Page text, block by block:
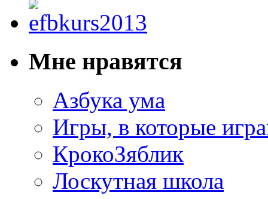
Мне нравятся
Азбука ума
Игры, в которые
КрокоЗяблик
Лоскутная школа